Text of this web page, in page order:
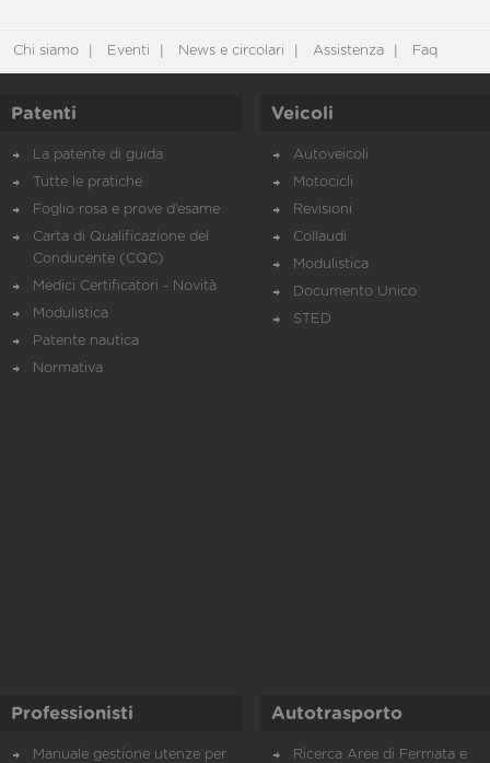
Chi siamo Eventi News e circolari Assistenza Faq
Patenti
La patente di guida
Tutte le pratiche
Foglio rosa e prove d’esame
Carta di Qualificazione del
Conducente (CQC)
Medici Certificatori - Novità
Modulistica
Patente nautica
Normativa
Veicoli
Autoveicoli
Motocicli
Revisioni
Collaudi
Modulistica
Documento Unico
STED
Professionisti
Manuale gestione utenze per
Autotrasporto
Ricerca Aree di Fermata e